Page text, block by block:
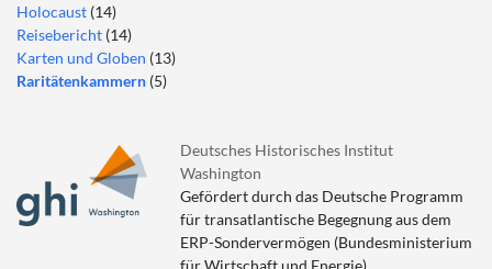
Holocaust (14)
Reisebericht (14)
Karten und Globen (13)
Raritätenkammern (5)
Deutsches Historisches Institut
Washington
Gefördert durch das Deutsche Programm
für transatlantische Begegnung aus dem
ERP-Sondervermögen (Bundesministerium
für Wirtschaft und Energie)